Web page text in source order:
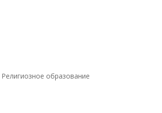
Религиозное образование